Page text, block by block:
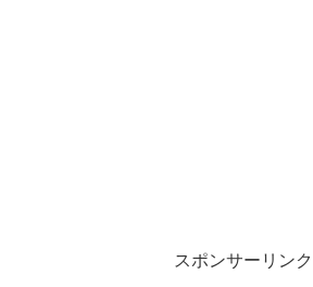
スポンサーリンク